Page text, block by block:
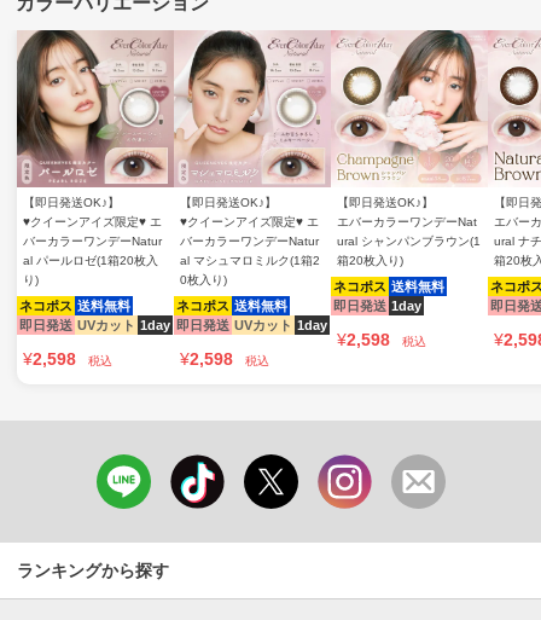
【即日発送OK♪】
♥クイーンアイズ限定♥ エ
バーカラーワンデーNatur
al パールロゼ(1箱20枚入
り)
ネコポス 送料無料
即日発送 UVカット 1day
¥2,598 税込
【即日発送OK♪】
♥クイーンアイズ限定♥ エ
バーカラーワンデーNatur
al マシュマロミルク(1箱2
0枚入り)
ネコポス 送料無料
即日発送 UVカット 1day
¥2,598 税込
【即日発送OK♪】
エバーカラーワンデーNat
ural シャンパンブラウン(1
箱20枚入り)
ネコポス 送料無料
即日発送 1day
¥2,598 税込
【即日
エバー
ural ナ
箱20枚
ネコポ
即日発
¥
ランキングから探す